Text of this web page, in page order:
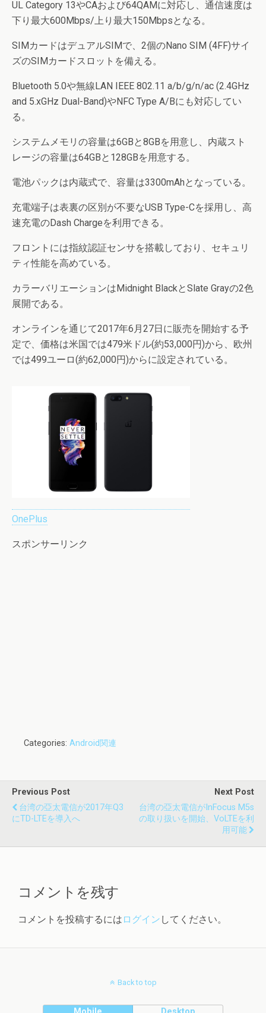
UL Category 13やCAおよび64QAMに対応し、通信速度は
下り最大600Mbps/上り最大150Mbpsとなる。
SIMカードはデュアルSIMで、2個のNano SIM (4FF)サイ
ズのSIMカードスロットを備える。
Bluetooth 5.0や無線LAN IEEE 802.11 a/b/g/n/ac (2.4GHz
and 5.xGHz Dual-Band)やNFC Type A/Bにも対応してい
る。
システムメモリの容量は6GBと8GBを用意し、内蔵スト
レージの容量は64GBと128GBを用意する。
電池パックは内蔵式で、容量は3300mAhとなっている。
充電端子は表裏の区別が不要なUSB Type-Cを採用し、高
速充電のDash Chargeを利用できる。
フロントには指紋認証センサを搭載しており、セキュリ
ティ性能を高めている。
カラーバリエーションはMidnight BlackとSlate Grayの2色
展開である。
オンラインを通じて2017年6月27日に販売を開始する予
定で、価格は米国では479米ドル(約53,000円)から、欧州
では499ユーロ(約62,000円)からに設定されている。
OnePlus
スポンサーリンク
Categories: Android関連
Previous Post
台湾の亞太電信が2017年Q3
にTD-LTEを導入へ
Next Post
台湾の亞太電信がInFocus M5s
の取り扱いを開始、VoLTEを利
用可能
コメントを残す
コメントを投稿するには ログイン してください。
Back to top